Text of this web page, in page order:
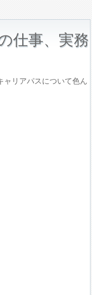
仕事、実務
ャリアパスについて色ん